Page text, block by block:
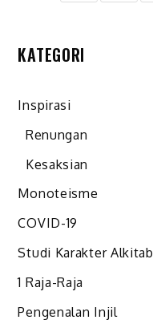
KATEGORI
Inspirasi
Renungan
Kesaksian
Monoteisme
COVID-19
Studi Karakter Alkitab
1 Raja-Raja
Pengenalan Injil